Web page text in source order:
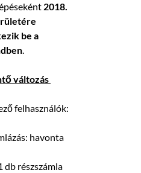
2018.
be a
.
változás
felhasználók:
egyszer
db részszámla